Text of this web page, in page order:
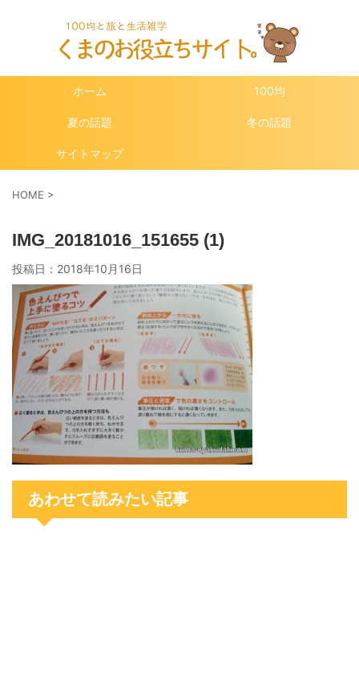
ホーム 100均
夏の話題 冬の話題
サイトマップ
HOME >
IMG_20181016_151655 (1)
投稿日： 2018年10月16日
あわせて読みたい記事